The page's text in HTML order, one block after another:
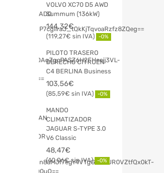
VOLVO XC70 D5 AWD
Summum (136kW)
144,32€
119,27€ -0%
PILOTO TRASERO
DERECHO CITROEN
C4 BERLINA Business
103,56€
85,59€ -0%
MANDO
CLIMATIZADOR
JAGUAR S-TYPE 3.0
V6 Classic
48,47€
40,06€ -0%